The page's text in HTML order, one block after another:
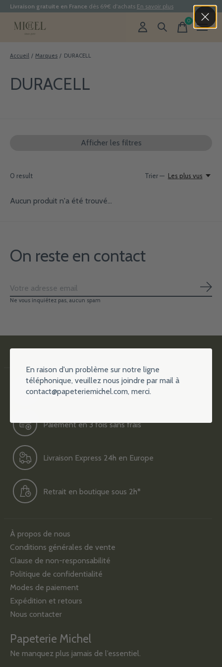
Livraison gratuite en France dès 69€ d'achats En savoir plus
0items
Accueil / Marques / DURACELL
DURACELL
Afficher les filtres
0 result Trier — Les plus vus
Aucun produit n'a été trouvé...
On reste en contact
Ne vous inquiétez pas, aucun spam
Plus de 15000 références
Paiement en 3 fois sans frais
Livraison Express 24h en Europe
Retrait en boutique sous 2h*
À propos de nous
Conditions générales de vente
Clause de non-responsabilité
Politique de confidentialité
Modes de paiement
Expédition et retours
Nous contacter
Papeterie Michel
Ne manquez plus jamais de l’essentiel.
En raison d'un problème sur notre ligne
téléphonique, veuillez nous joindre par mail à
contact@papeteriemichel.com, merci.